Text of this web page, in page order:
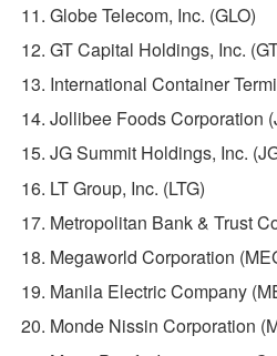
Globe Telecom, Inc. (GLO)
GT Capital Holdings, Inc.
International Container
Jollibee Foods Corporation
JG Summit Holdings, Inc.
LT Group, Inc. (LTG)
Metropolitan Bank & Trust
Megaworld Corporation
Manila Electric Company
Monde Nissin Corporation